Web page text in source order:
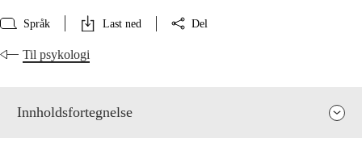
Språk Last ned Del
Til psykologi
Innholdsfortegnelse